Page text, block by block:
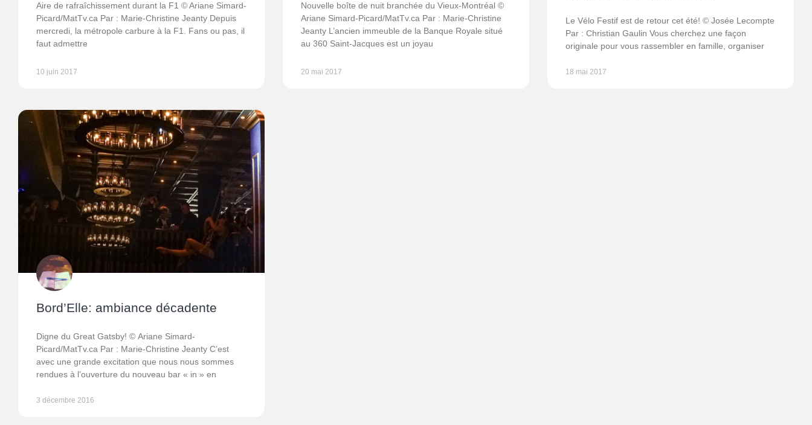
Aire de rafraîchissement durant la F1 © Ariane Simard-
Picard/MatTv.ca Par : Marie-Christine Jeanty Depuis
mercredi, la métropole carbure à la F1. Fans ou pas, il
faut admettre
10 juin 2017
Nouvelle boîte de nuit branchée du Vieux-Montréal ©
Ariane Simard-Picard/MatTv.ca Par : Marie-Christine
Jeanty L’ancien immeuble de la Banque Royale situé
au 360 Saint-Jacques est un joyau
20 mai 2017
Le Vélo Festif est de retour cet été! © Josée Lecompte
Par : Christian Gaulin Vous cherchez une façon
originale pour vous rassembler en famille, organiser
18 mai 2017
Bord’Elle: ambiance décadente
Digne du Great Gatsby! © Ariane Simard-
Picard/MatTv.ca Par : Marie-Christine Jeanty C’est
avec une grande excitation que nous nous sommes
rendues à l’ouverture du nouveau bar « in » en
3 décembre 2016